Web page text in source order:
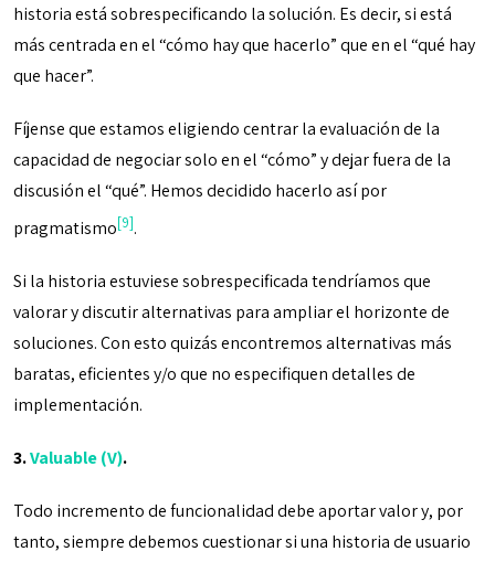
historia está sobrespecificando la solución. Es decir, si está
más centrada en el “cómo hay que hacerlo” que en el “qué hay
que hacer”.
Fíjense que estamos eligiendo centrar la evaluación de la
capacidad de negociar solo en el “cómo” y dejar fuera de la
discusión el “qué”. Hemos decidido hacerlo así por
pragmatismo[9].
Si la historia estuviese sobrespecificada tendríamos que
valorar y discutir alternativas para ampliar el horizonte de
soluciones. Con esto quizás encontremos alternativas más
baratas, eficientes y/o que no especifiquen detalles de
implementación.
3.Valuable (V).
Todo incremento de funcionalidad debe aportar valor y, por
tanto, siempre debemos cuestionar si una historia de usuario